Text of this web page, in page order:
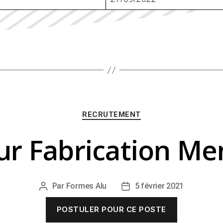
Catégories
RECRUTEMENT
Fabrication
Auteur
de
l’article
Par Formes Alu
Date
de
l’article
5 février 2021
POSTULER POUR CE POSTE